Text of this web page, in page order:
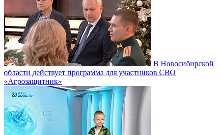
В Новосибирской
области действует программа для участников СВО
«Агрозащитник»